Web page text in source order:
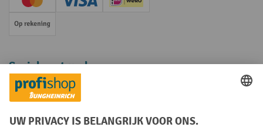
Creditcard (Master)Creditcard (Visa)iDEAL | Wero
Op rekening
Sociale netwerken
Facebook
YouTube
LinkedInInstagram